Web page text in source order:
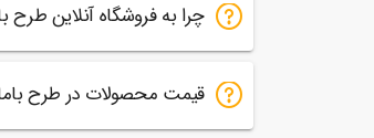
چرا به فروشگاه آنلاین طرح
قیمت محصولات در طرح